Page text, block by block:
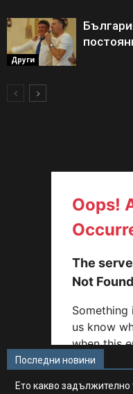
Други
Последни новини
Ето какво